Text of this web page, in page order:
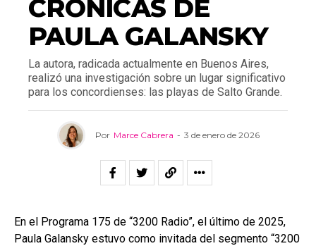
CRÓNICAS DE
PAULA GALANSKY
La autora, radicada actualmente en Buenos Aires,
realizó una investigación sobre un lugar significativo
para los concordienses: las playas de Salto Grande.
Por Marce Cabrera - 3 de enero de 2026
En el Programa 175 de “3200 Radio”, el último de 2025,
Paula Galansky estuvo como invitada del segmento “3200